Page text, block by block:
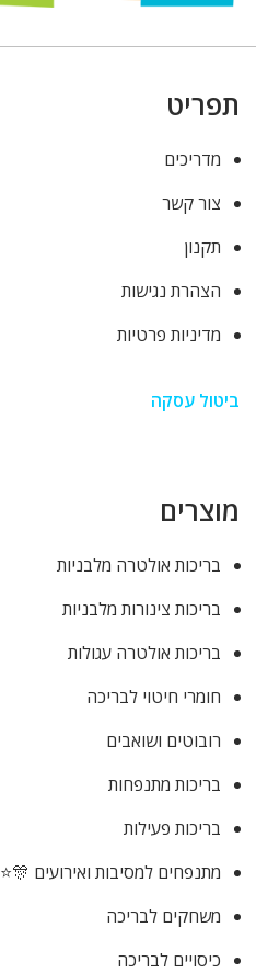
תפריט
מדריכים
צור קשר
תקנון
הצהרת נגישות
מדיניות פרטיות
ביטול עסקה
מוצרים
בריכות אולטרה מלבניות
בריכות צינורות מלבניות
בריכות אולטרה עגולות
חומרי חיטוי לבריכה
רובוטים ושואבים
בריכות מתנפחות
בריכות פעילות
מתנפחים למסיבות ואירועים 🎊⭐
משחקים לבריכה
כיסויים לבריכה